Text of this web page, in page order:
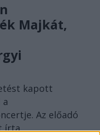
Majkát,
kapott
a
Az előadó
írta,